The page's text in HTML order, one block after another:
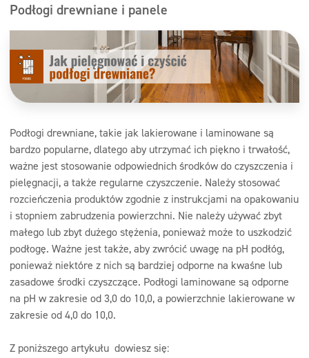
Podłogi drewniane i panele
Podłogi drewniane, takie jak lakierowane i laminowane są
bardzo popularne, dlatego aby utrzymać ich piękno i trwałość,
ważne jest stosowanie odpowiednich środków do czyszczenia i
pielęgnacji, a także regularne czyszczenie. Należy stosować
rozcieńczenia produktów zgodnie z instrukcjami na opakowaniu
i stopniem zabrudzenia powierzchni. Nie należy używać zbyt
małego lub zbyt dużego stężenia, ponieważ może to uszkodzić
podłogę. Ważne jest także, aby zwrócić uwagę na pH podłóg,
ponieważ niektóre z nich są bardziej odporne na kwaśne lub
zasadowe środki czyszczące. Podłogi laminowane są odporne
na pH w zakresie od 3,0 do 10,0, a powierzchnie lakierowane w
zakresie od 4,0 do 10,0.
Z poniższego artykułu dowiesz się: